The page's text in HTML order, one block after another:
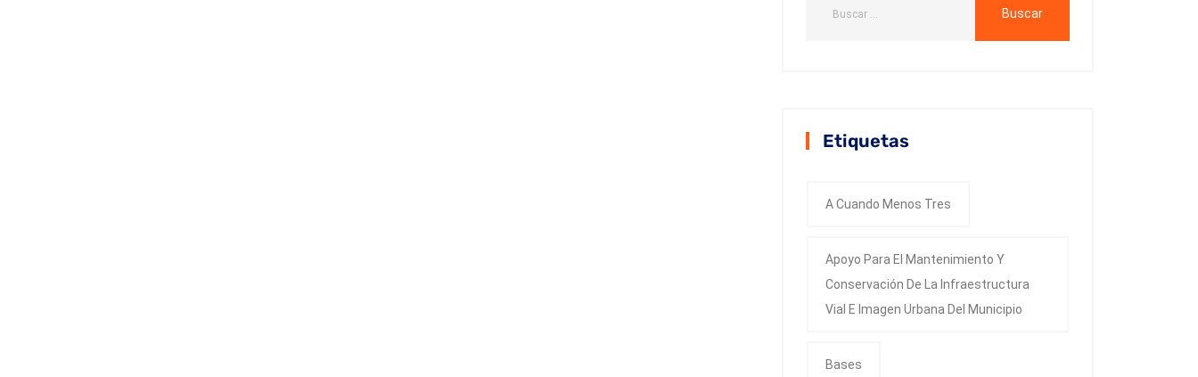
Etiquetas
A Cuando Menos Tres
Apoyo Para El Mantenimiento Y
Conservación De La Infraestructura
Vial E Imagen Urbana Del Municipio
Bases